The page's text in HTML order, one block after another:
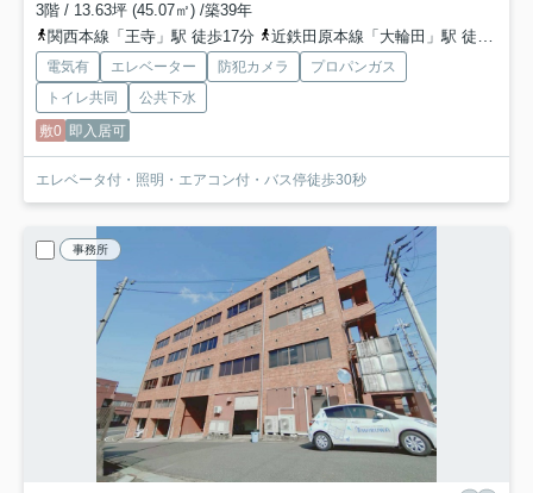
3階 / 13.63坪 (45.07㎡) /築39年
関西本線「王寺」駅 徒歩17分
近鉄田原本線「大輪田」駅 徒歩26分
電気有 エレベーター 防犯カメラ
プロパンガス
トイレ共同
公共下水
敷0 即入居可
エレベータ付・照明・エアコン付・バス停徒歩30秒
事務所